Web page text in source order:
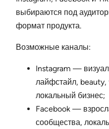
выбираются под
формат продукта.
Возможные каналы:
Instagram —
лайфстайл, beauty,
локальный бизнес;
Facebook —
сообщества,